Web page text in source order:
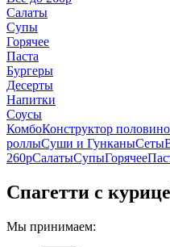
Салаты
Супы
Горячее
Паста
Бургеры
Десерты
Напитки
Соусы
КомбоКонструктор
роллыСуши и ГунканыСеты
260рСалатыСупыГорячее
Спагетти с
Мы принимаем: